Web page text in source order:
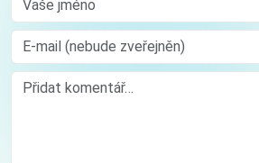
E-mail (nebude zveřejněn)
Comment